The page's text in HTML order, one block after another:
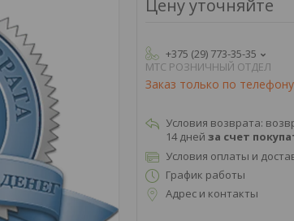
Цену уточняйте
+375 (29) 773-35-35
МТС РОЗНИЧНЫЙ ОТДЕЛ
Заказ только по телефону
14 дней за счет
Условия оплаты и
График работы
Адрес и контакты